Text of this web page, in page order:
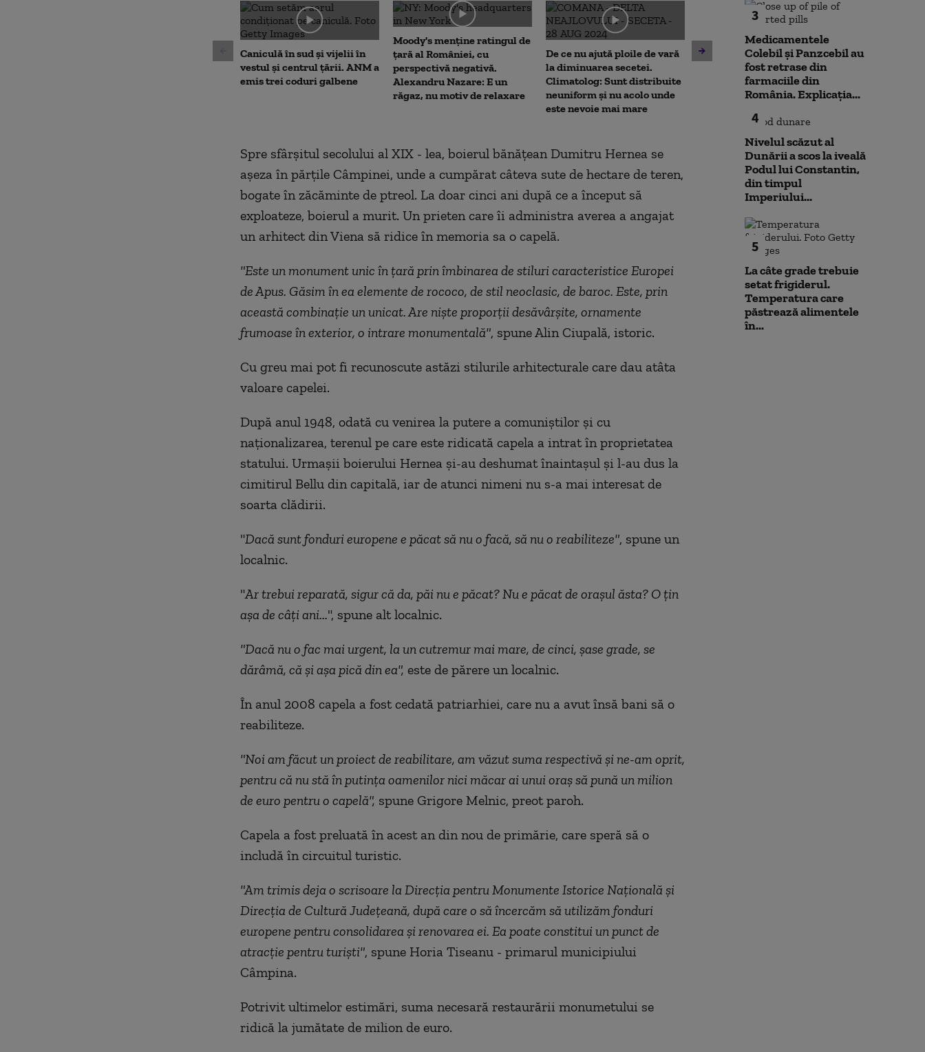
secondsVolume
90%
Caniculă în sud și vijelii în
vestul și centrul țării. ANM a
emis trei coduri galbene
Moody's menține ratingul de
țară al României, cu
perspectivă negativă.
Alexandru Nazare: E un
răgaz, nu motiv de relaxare
De ce nu ajută ploile de vară
la diminuarea secetei.
Climatolog: Sunt distribuite
neuniform și nu acolo unde
este nevoie mai mare
Nicușor Dan spune, din nou,
că România își asumă
obiectivul trecerii la
moneda euro: „E un proces
prioritizat”
mahmureală
Spre sfârşitul secolului al XIX - lea, boierul bănăţean Dumitru Hernea se
aşeza în părţile Câmpinei, unde a cumpărat câteva sute de hectare de teren,
bogate în zăcăminte de ptreol. La doar cinci ani după ce a început să
exploateze, boierul a murit. Un prieten care îi administra averea a angajat
un arhitect din Viena să ridice în memoria sa o capelă.
"Este un monument unic în ţară prin îmbinarea de stiluri caracteristice Europei
de Apus. Găsim în ea elemente de rococo, de stil neoclasic, de baroc. Este, prin
această combinaţie un unicat. Are nişte proporţii desăvârşite, ornamente
frumoase în exterior, o intrare monumentală", spune Alin Ciupală, istoric.
Cu greu mai pot fi recunoscute astăzi stilurile arhitecturale care dau atâta
valoare capelei.
După anul 1948, odată cu venirea la putere a comuniştilor şi cu
naţionalizarea, terenul pe care este ridicată capela a intrat în proprietatea
statului. Urmaşii boierului Hernea şi-au deshumat înaintaşul şi l-au dus la
cimitirul Bellu din capitală, iar de atunci nimeni nu s-a mai interesat de
soarta clădirii.
"Dacă sunt fonduri europene e păcat să nu o facă, să nu o reabiliteze", spune un
localnic.
"Ar trebui reparată, sigur că da, păi nu e păcat? Nu e păcat de oraşul ăsta? O ţin
aşa de câţi ani...", spune alt localnic.
"Dacă nu o fac mai urgent, la un cutremur mai mare, de cinci, şase grade, se
dărâmă, că şi aşa pică din ea", este de părere un localnic.
În anul 2008 capela a fost cedată patriarhiei, care nu a avut însă bani să o
reabiliteze.
"Noi am făcut un proiect de reabilitare, am văzut suma respectivă şi ne-am oprit,
pentru că nu stă în putinţa oamenilor nici măcar ai unui oraş să pună un milion
de euro pentru o capelă", spune Grigore Melnic, preot paroh.
Capela a fost preluată în acest an din nou de primărie, care speră să o
includă în circuitul turistic.
"Am trimis deja o scrisoare la Direcţia pentru Monumente Istorice Naţională şi
Direcţia de Cultură Judeţeană, după care o să încercăm să utilizăm fonduri
europene pentru consolidarea şi renovarea ei. Ea poate constitui un punct de
atracţie pentru turişti", spune Horia Tiseanu - primarul municipiului
Câmpina.
Potrivit ultimelor estimări, suma necesară restaurării monumetului se
ridică la jumătate de milion de euro.
3
Medicamentele
Colebil și Panzcebil au
fost retrase din
farmaciile din
România. Explicația...
4
Nivelul scăzut al
Dunării a scos la iveală
Podul lui Constantin,
din timpul
Imperiului...
5
La câte grade trebuie
setat frigiderul.
Temperatura care
păstrează alimentele
în...